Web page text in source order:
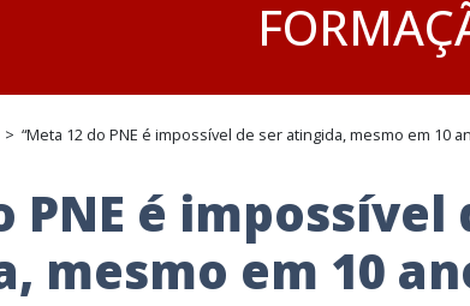
> “Meta 12 do PNE é impossível de ser atingida, mesmo em 10
PNE é impossível
mesmo em 10